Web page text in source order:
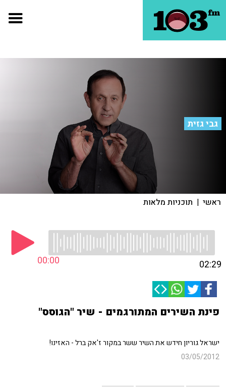
גבי גזית
ראשי | תוכניות מלאות
00:00 02:29
פינת השירים המתורגמים - שיר "הגוסס"
ישראל גוריון חידש את השיר ששר במקור ז'אק ברל - האזינו!
03/05/2012